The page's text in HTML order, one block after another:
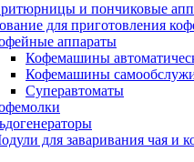
и пончиковые
для приготовления
аппараты
Кофемашины
Кофемашины
Суперавтоматы
для заваривания чая и